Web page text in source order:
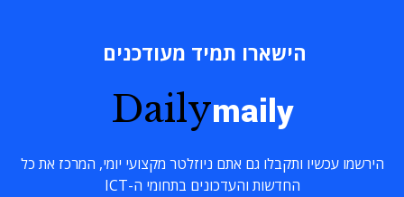
הישארו תמיד מעודכנים
Dailymaily
הירשמו עכשיו ותקבלו גם אתם ניוזלטר מקצועי יומי, המרכז את כל
החדשות והעדכונים בתחומי ה-ICT